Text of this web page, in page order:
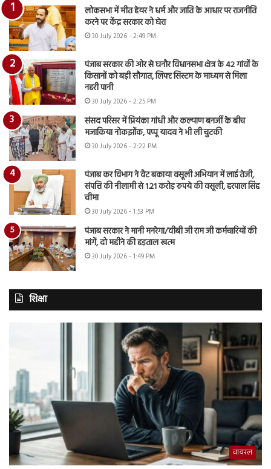
लोकसभा में मीत हेयर ने धर्म और जाति के आधार पर राजनीति
करने पर केंद्र सरकार को घेरा
30 July 2026 - 2:49 PM
पंजाब सरकार की ओर से घनौर विधानसभा क्षेत्र के 42 गांवों के
किसानों को बड़ी सौगात, लिफ्ट सिस्टम के माध्यम से मिला
नहरी पानी
30 July 2026 - 2:25 PM
संसद परिसर में प्रियंका गांधी और कल्याण बनर्जी के बीच
मजाकिया नोकझोंक, पप्पू यादव ने भी ली चुटकी
30 July 2026 - 2:22 PM
पंजाब कर विभाग ने वैट बकाया वसूली अभियान में लाई तेजी,
संपत्ति की नीलामी से 1.21 करोड़ रुपये की वसूली, हरपाल सिंह
चीमा
30 July 2026 - 1:53 PM
पंजाब सरकार ने मानी मनरेगा/वीबी जी राम जी कर्मचारियों की
मांगें, दो महीने की हड़ताल खत्म
30 July 2026 - 1:49 PM
शिक्षा
वायरल